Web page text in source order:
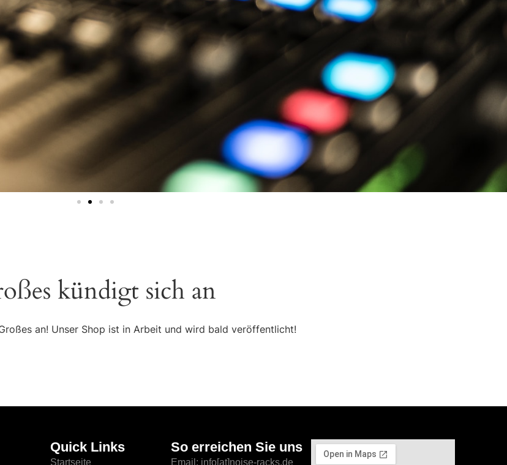
kündigt sich an
an! Unser Shop ist in Arbeit und wird bald veröffentlicht!
Quick Links
Startseite
So erreichen Sie uns
Email: info[at]noise-racks.de